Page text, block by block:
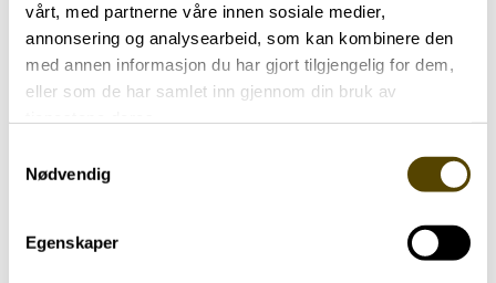
vårt, med partnerne våre innen sosiale medier,
annonsering og analysearbeid, som kan kombinere den
med annen informasjon du har gjort tilgjengelig for dem,
eller som de har samlet inn gjennom din bruk av
Nødvendig
Egenskaper
Aktuelt
Parkinson Unity Walk 2026
02.07.2026